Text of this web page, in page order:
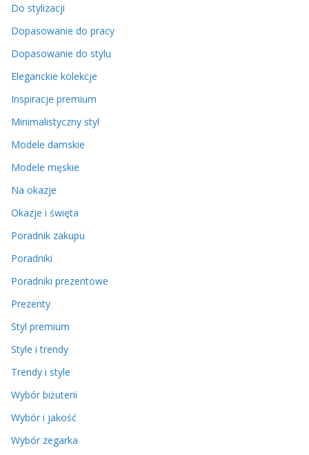
Do stylizacji
Dopasowanie do pracy
Dopasowanie do stylu
Eleganckie kolekcje
Inspiracje premium
Minimalistyczny styl
Modele damskie
Modele męskie
Na okazje
Okazje i święta
Poradnik zakupu
Poradniki
Poradniki prezentowe
Prezenty
Styl premium
Style i trendy
Trendy i style
Wybór biżuterii
Wybór i jakość
Wybór zegarka